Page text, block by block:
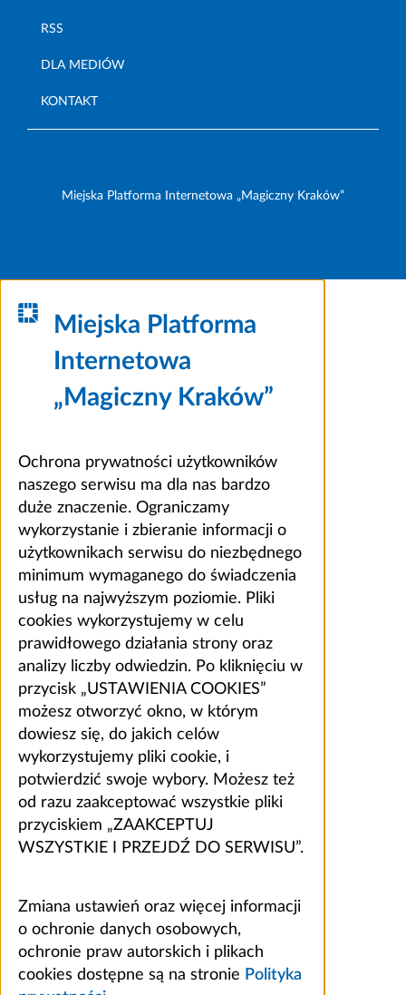
RSS
DLA MEDIÓW
KONTAKT
Miejska Platforma Internetowa „Magiczny Kraków”
Miejska Platforma
Internetowa
„Magiczny Kraków”
Ochrona prywatności użytkowników
naszego serwisu ma dla nas bardzo
duże znaczenie. Ograniczamy
wykorzystanie i zbieranie informacji o
użytkownikach serwisu do niezbędnego
minimum wymaganego do świadczenia
usług na najwyższym poziomie. Pliki
cookies wykorzystujemy w celu
prawidłowego działania strony oraz
analizy liczby odwiedzin. Po kliknięciu w
przycisk „USTAWIENIA COOKIES”
możesz otworzyć okno, w którym
dowiesz się, do jakich celów
wykorzystujemy pliki cookie, i
potwierdzić swoje wybory. Możesz też
od razu zaakceptować wszystkie pliki
przyciskiem „ZAAKCEPTUJ
WSZYSTKIE I PRZEJDŹ DO SERWISU”.
Zmiana ustawień oraz więcej informacji
o ochronie danych osobowych,
ochronie praw autorskich i plikach
cookies dostępne są na stronie Polityka